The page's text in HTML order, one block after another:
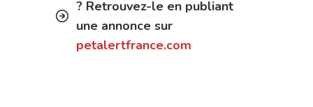
? Retrouvez-le en publiant
une annonce sur
petalertfrance.com